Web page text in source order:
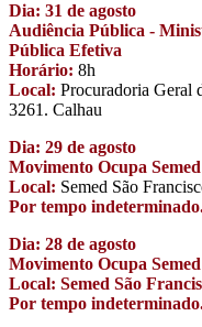
Dia: 31 de agosto
Audiência Pública -
Pública Efetiva
Horário: 8h
Local: Procuradoria Geral
3261. Calhau
Dia: 29 de agosto
Movimento Ocupa Semed
Local: Semed São
Por tempo
Dia: 28 de agosto
Movimento Ocupa Semed
Local: Semed São
Por tempo